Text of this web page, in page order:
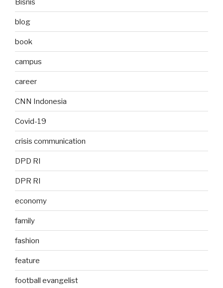
Bisnis
blog
book
campus
career
CNN Indonesia
Covid-19
crisis communication
DPD RI
DPR RI
economy
family
fashion
feature
football evangelist